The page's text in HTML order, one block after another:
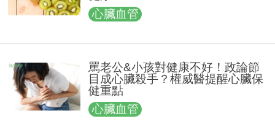
心臟血管
罵老公&小孩對健康不好！政論節
目成心臟殺手？權威醫提醒心臟保
健重點
心臟血管